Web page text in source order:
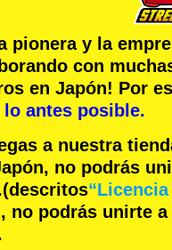
pioneray la
con
en Japón! Por
lo antes posible.
a nuestra
no podrás
(descritos
no podrás unirte